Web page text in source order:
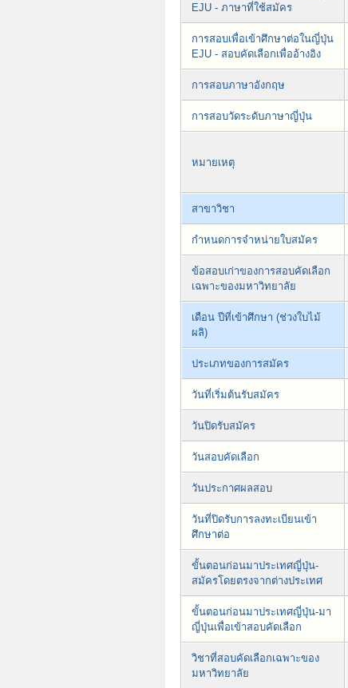
EJU - ภาษาที่ใช้สมัคร
การสอบเพื่อเข้าศึกษาต่อในญี่ปุ่น
EJU - สอบคัดเลือกเพื่ออ้างอิง
การสอบภาษาอังกฤษ
การสอบวัดระดับภาษาญี่ปุ่น
หมายเหตุ
สาขาวิชา
กำหนดการจำหน่ายใบสมัคร
ข้อสอบเก่าของการสอบคัดเลือก
เฉพาะของมหาวิทยาลัย
เดือน ปีที่เข้าศึกษา (ช่วงใบไม้
ผลิ)
ประเภทของการสมัคร
วันที่เริ่มต้นรับสมัคร
วันปิดรับสมัคร
วันสอบคัดเลือก
วันประกาศผลสอบ
วันที่ปิดรับการลงทะเบียนเข้า
ศึกษาต่อ
ขั้นตอนก่อนมาประเทศญี่ปุ่น-
สมัครโดยตรงจากต่างประเทศ
ขั้นตอนก่อนมาประเทศญี่ปุ่น-มา
ญี่ปุ่นเพื่อเข้าสอบคัดเลือก
วิชาที่สอบคัดเลือกเฉพาะของ
มหาวิทยาลัย